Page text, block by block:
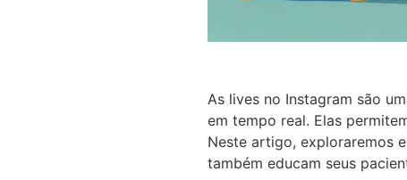
As lives no Instagram são
em tempo real. Elas
Neste artigo, exploraremos
também educam seus